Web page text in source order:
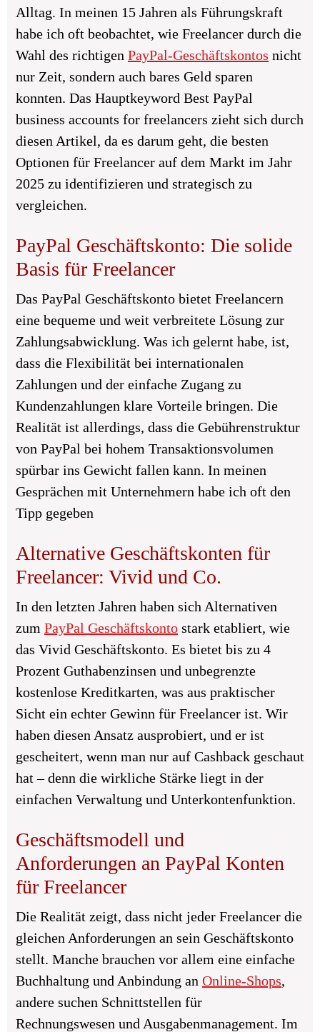
Alltag. In meinen 15 Jahren als Führungskraft
habe ich oft beobachtet, wie Freelancer durch die
Wahl des richtigen PayPal-Geschäftskontos nicht
nur Zeit, sondern auch bares Geld sparen
konnten. Das Hauptkeyword Best PayPal
business accounts for freelancers zieht sich durch
diesen Artikel, da es darum geht, die besten
Optionen für Freelancer auf dem Markt im Jahr
2025 zu identifizieren und strategisch zu
vergleichen.
PayPal Geschäftskonto: Die solide
Basis für Freelancer
Das PayPal Geschäftskonto bietet Freelancern
eine bequeme und weit verbreitete Lösung zur
Zahlungsabwicklung. Was ich gelernt habe, ist,
dass die Flexibilität bei internationalen
Zahlungen und der einfache Zugang zu
Kundenzahlungen klare Vorteile bringen. Die
Realität ist allerdings, dass die Gebührenstruktur
von PayPal bei hohem Transaktionsvolumen
spürbar ins Gewicht fallen kann. In meinen
Gesprächen mit Unternehmern habe ich oft den
Tipp gegeben
Alternative Geschäftskonten für
Freelancer: Vivid und Co.
In den letzten Jahren haben sich Alternativen
zum PayPal Geschäftskonto stark etabliert, wie
das Vivid Geschäftskonto. Es bietet bis zu 4
Prozent Guthabenzinsen und unbegrenzte
kostenlose Kreditkarten, was aus praktischer
Sicht ein echter Gewinn für Freelancer ist. Wir
haben diesen Ansatz ausprobiert, und er ist
gescheitert, wenn man nur auf Cashback geschaut
hat – denn die wirkliche Stärke liegt in der
einfachen Verwaltung und Unterkontenfunktion.
Geschäftsmodell und
Anforderungen an PayPal Konten
für Freelancer
Die Realität zeigt, dass nicht jeder Freelancer die
gleichen Anforderungen an sein Geschäftskonto
stellt. Manche brauchen vor allem eine einfache
Buchhaltung und Anbindung an Online-Shops,
andere suchen Schnittstellen für
Rechnungswesen und Ausgabenmanagement. Im